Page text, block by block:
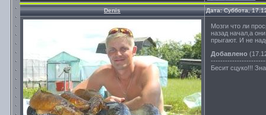
Denis Дата: Суббота,
Мозги что ли
назад начал,а
прыгают. И не
Добавлено
Бесит сцуко!!!